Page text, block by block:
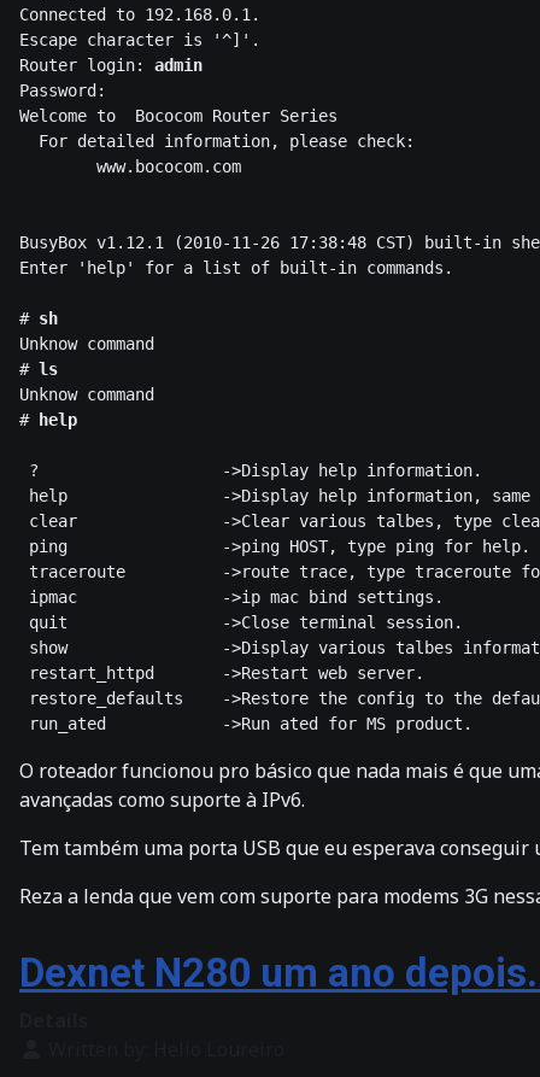
Connected to 192.168.0.1.
Escape character is '^]'.
Router login: admin
Password:
Welcome to  Bococom Router Series
  For detailed information, please check:
        www.bococom.com
BusyBox v1.12.1 (2010-11-26 17:38:48 CST) built-in
Enter 'help' for a list of built-in commands.
# sh
Unknow command
# ls
Unknow command
#
help
?                   ->Display help information.
help                ->Display help information, same
clear               ->Clear various talbes, type
ping                ->ping HOST, type ping for help.
traceroute          ->route trace, type traceroute
ipmac               ->ip mac bind settings.
quit                ->Close terminal session.
show                ->Display various talbes
restart_httpd       ->Restart web server.
restore_defaults    ->Restore the config to the
O roteador funcionou pro básico que nada mais é que
avançadas como suporte à IPv6.
Tem também uma porta USB que eu esperava
Reza a lenda que vem com suporte para modems 3G
Dexnet N280 um ano